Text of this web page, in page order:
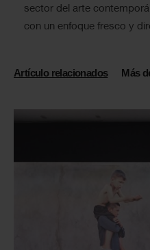
sector del arte
con un enfoque fresco y
Artículo relacionados Más